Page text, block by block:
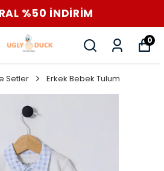
%50 İNDİRİM
0
Setler Erkek Bebek Tulum